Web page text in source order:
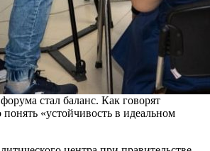
стал баланс. Как говорят
«устойчивость в идеальном